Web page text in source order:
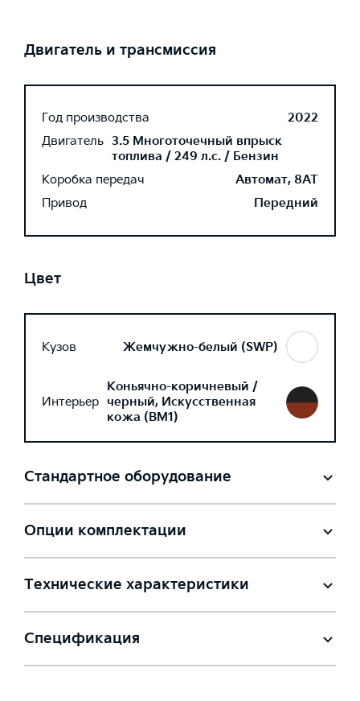
Двигатель и трансмиссия
Год производства
2022
Двигатель 3.5 Многоточечный впрыск
топлива / 249 л.с. / Бензин
Коробка передач
Автомат, 8AT
Привод
Передний
Цвет
Кузов Жемчужно-белый (SWP)
Интерьер
Коньячно-коричневый /
черный, Искусственная
кожа (BM1)
Стандартное оборудование
Опции комплектации
Технические характеристики
Спецификация